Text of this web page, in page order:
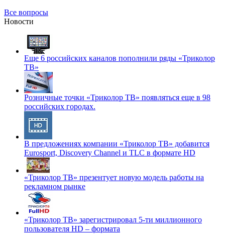
Все вопросы
Новости
Еще 6 российских каналов пополнили ряды «Триколор
ТВ»
Розничные точки «Триколор ТВ» появляться еще в 98
российских городах.
В предложениях компании «Триколор ТВ» добавится
Eurosport, Discovery Channel и TLC в формате HD
«Триколор ТВ» презентует новую модель работы на
рекламном рынке
«Триколор ТВ» зарегистрировал 5-ти миллионного
пользователя HD – формата